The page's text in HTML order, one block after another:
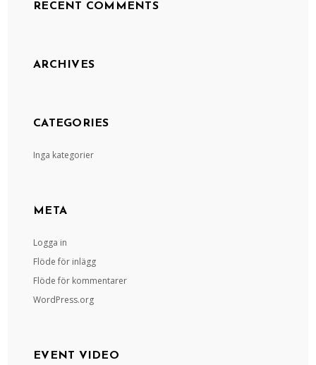
RECENT COMMENTS
ARCHIVES
CATEGORIES
Inga kategorier
META
Logga in
Flöde för inlägg
Flöde för kommentarer
WordPress.org
EVENT VIDEO